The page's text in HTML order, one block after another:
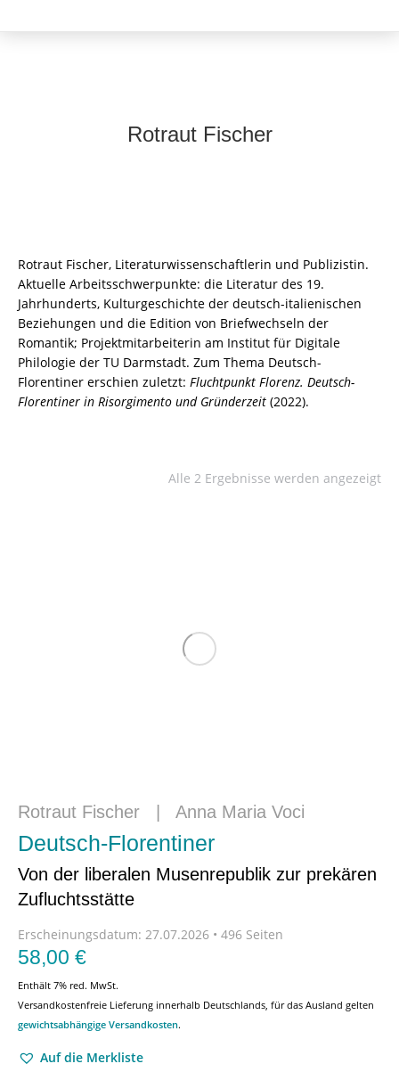
Rotraut Fischer
Rotraut Fischer, Literaturwissenschaftlerin und Publizistin.
Aktuelle Arbeitsschwerpunkte: die Literatur des 19.
Jahrhunderts, Kulturgeschichte der deutsch-italienischen
Beziehungen und die Edition von Briefwechseln der
Romantik; Projektmitarbeiterin am Institut für Digitale
Philologie der TU Darmstadt. Zum Thema Deutsch-
Florentiner erschien zuletzt: Fluchtpunkt Florenz. Deutsch-
Florentiner in Risorgimento und Gründerzeit (2022).
Alle 2 Ergebnisse werden angezeigt
Rotraut Fischer Anna Maria Voci
Deutsch-Florentiner
Von der liberalen Musenrepublik zur prekären
Zufluchtsstätte
Erscheinungsdatum: 27.07.2026 • 496 Seiten
58,00 €
Enthält 7% red. MwSt.
Versandkostenfreie Lieferung innerhalb Deutschlands, für das Ausland gelten
gewichtsabhängige Versandkosten.
Auf die Merkliste